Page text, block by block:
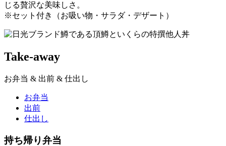
じる贅沢な美味しさ。
※セット付き（お吸い物・サラダ・デザート）
Take-away
お弁当 & 出前 & 仕出し
お弁当
出前
仕出し
持ち帰り弁当